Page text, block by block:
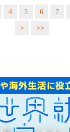
4 5 6 7
>
>>